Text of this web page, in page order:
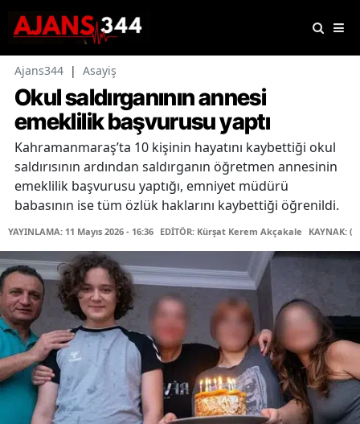
Ajans344 | Asayiş
Okul saldırganının annesi
emeklilik başvurusu yaptı
Kahramanmaraş’ta 10 kişinin hayatını kaybettiği okul
saldırısının ardından saldırganın öğretmen annesinin
emeklilik başvurusu yaptığı, emniyet müdürü
babasının ise tüm özlük haklarını kaybettiği öğrenildi.
YAYINLAMA: 11 Mayıs 2026 - 16:36 EDİTÖR: Kürşat Kerem Akçakale KAYNAK: